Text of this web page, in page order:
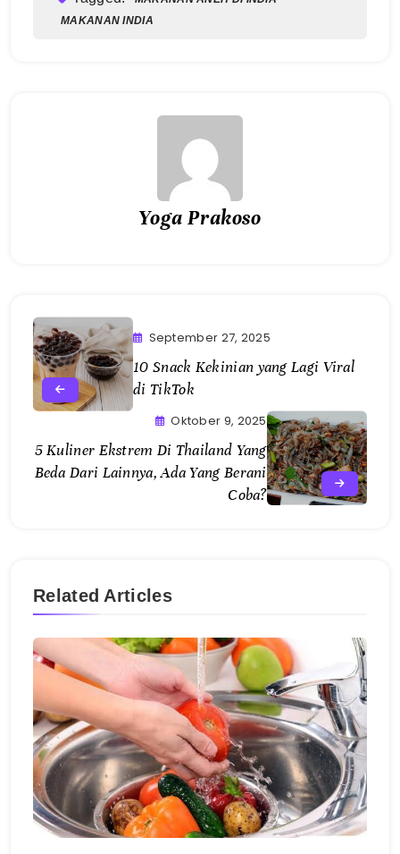
MAKANAN INDIA
Yoga Prakoso
September 27, 2025
10 Snack Kekinian yang Lagi Viral
di TikTok
Oktober 9, 2025
5 Kuliner Ekstrem Di Thailand Yang
Beda Dari Lainnya, Ada Yang Berani
Coba?
Related Articles